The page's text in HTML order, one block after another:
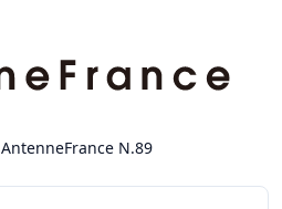
AntenneFrance N.89